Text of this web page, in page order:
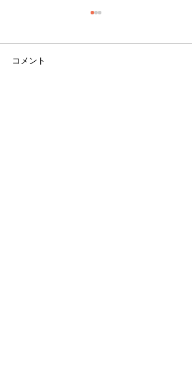
コメント